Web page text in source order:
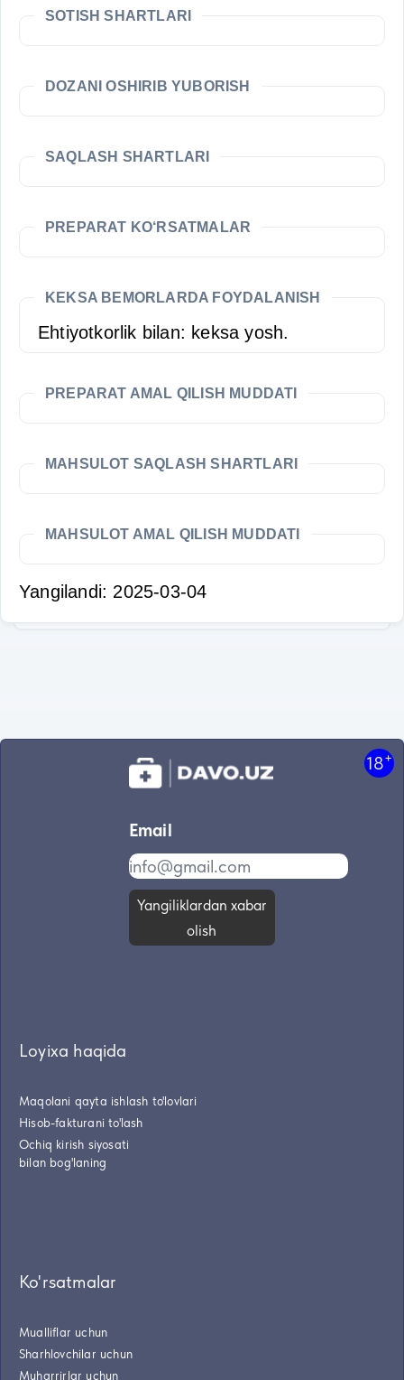
SOTISH SHARTLARI
DOZANI OSHIRIB YUBORISH
SAQLASH SHARTLARI
PREPARAT KO‘RSATMALAR
KEKSA BEMORLARDA FOYDALANISH
Ehtiyotkorlik bilan: keksa yosh.
PREPARAT AMAL QILISH MUDDATI
MAHSULOT SAQLASH SHARTLARI
MAHSULOT AMAL QILISH MUDDATI
Yangilandi: 2025-03-04
18+
Email
Yangiliklardan xabar
olish
Loyixa haqida
Maqolani qayta ishlash to'lovlari
Hisob-fakturani to'lash
Ochiq kirish siyosati
bilan bog'laning
Ko'rsatmalar
Mualliflar uchun
Sharhlovchilar uchun
Muharrirlar uchun